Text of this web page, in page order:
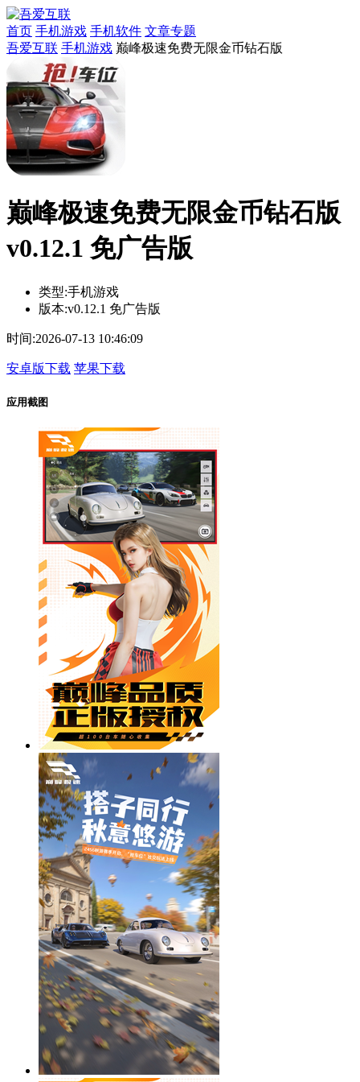
首页 手机游戏 手机软件 文章专题
吾爱互联 手机游戏 巅峰极速免费无限金币钻石版
巅峰极速免费无限金币钻石版
v0.12.1 免广告版
类型:手机游戏
版本:v0.12.1 免广告版
时间:2026-07-13 10:46:09
安卓版下载 苹果下载
应用截图